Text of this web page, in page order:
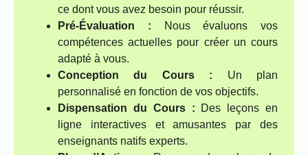
ce dont vous avez besoin pour réussir.
Pré-Évaluation : Nous évaluons vos
compétences actuelles pour créer un cours
adapté à vous.
Conception du Cours : Un plan
personnalisé en fonction de vos objectifs.
Dispensation du Cours : Des leçons en
ligne interactives et amusantes par des
enseignants natifs experts.